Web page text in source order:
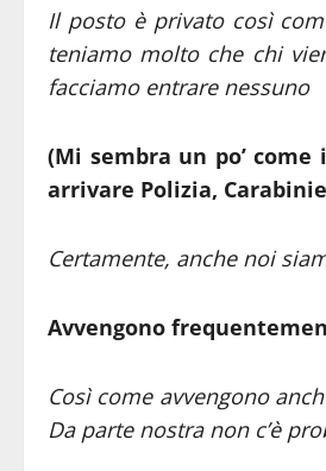
Il posto è privato così
teniamo molto che chi
facciamo entrare nessuno
(Mi sembra un po’
arrivare Polizia,
Certamente, anche noi
Avvengono
Così come avvengono
Da parte nostra non c’è